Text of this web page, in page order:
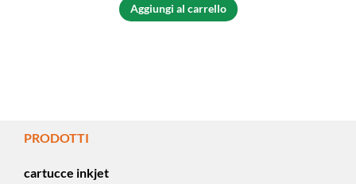
Aggiungi al carrello
PRODOTTI
cartucce inkjet